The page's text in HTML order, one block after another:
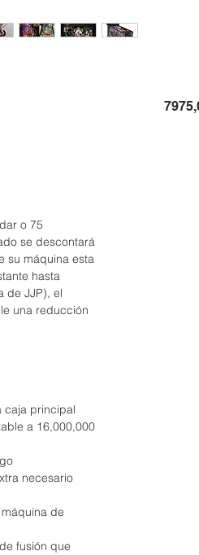
o 75
se descontará
su máquina esta
hasta
de JJP), el
una reducción
caja principal
a 16,000,000
necesario
de
fusión que